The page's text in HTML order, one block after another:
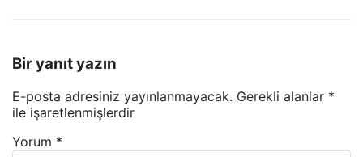
Bir yanıt yazın
E-posta adresiniz yayınlanmayacak. Gerekli alanlar *
ile işaretlenmişlerdir
Yorum *